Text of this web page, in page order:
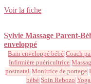
Voir la fiche
Sylvie Massage Parent-
enveloppé
Bain enveloppé bébé Coach
Infirmière puéricultrice
postnatal Monitrice de portage
bébé Soin Rebozo